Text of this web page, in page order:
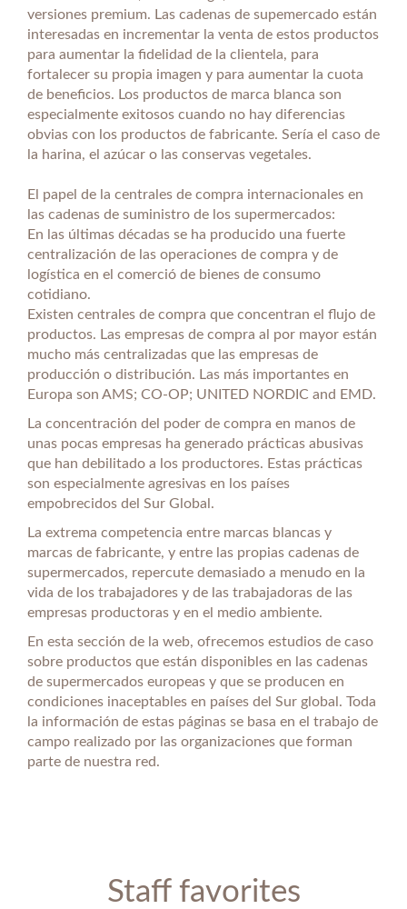
versiones premium. Las cadenas de supemercado están
interesadas en incrementar la venta de estos productos
para aumentar la fidelidad de la clientela, para
fortalecer su propia imagen y para aumentar la cuota
de beneficios. Los productos de marca blanca son
especialmente exitosos cuando no hay diferencias
obvias con los productos de fabricante. Sería el caso de
la harina, el azúcar o las conservas vegetales.
El papel de la centrales de compra internacionales en
las cadenas de suministro de los supermercados:
En las últimas décadas se ha producido una fuerte
centralización de las operaciones de compra y de
logística en el comerció de bienes de consumo
cotidiano.
Existen centrales de compra que concentran el flujo de
productos. Las empresas de compra al por mayor están
mucho más centralizadas que las empresas de
producción o distribución. Las más importantes en
Europa son AMS; CO-OP; UNITED NORDIC and EMD.
La concentración del poder de compra en manos de
unas pocas empresas ha generado prácticas abusivas
que han debilitado a los productores. Estas prácticas
son especialmente agresivas en los países
empobrecidos del Sur Global.
La extrema competencia entre marcas blancas y
marcas de fabricante, y entre las propias cadenas de
supermercados, repercute demasiado a menudo en la
vida de los trabajadores y de las trabajadoras de las
empresas productoras y en el medio ambiente.
En esta sección de la web, ofrecemos estudios de caso
sobre productos que están disponibles en las cadenas
de supermercados europeas y que se producen en
condiciones inaceptables en países del Sur global. Toda
la información de estas páginas se basa en el trabajo de
campo realizado por las organizaciones que forman
parte de nuestra red.
Staff favorites